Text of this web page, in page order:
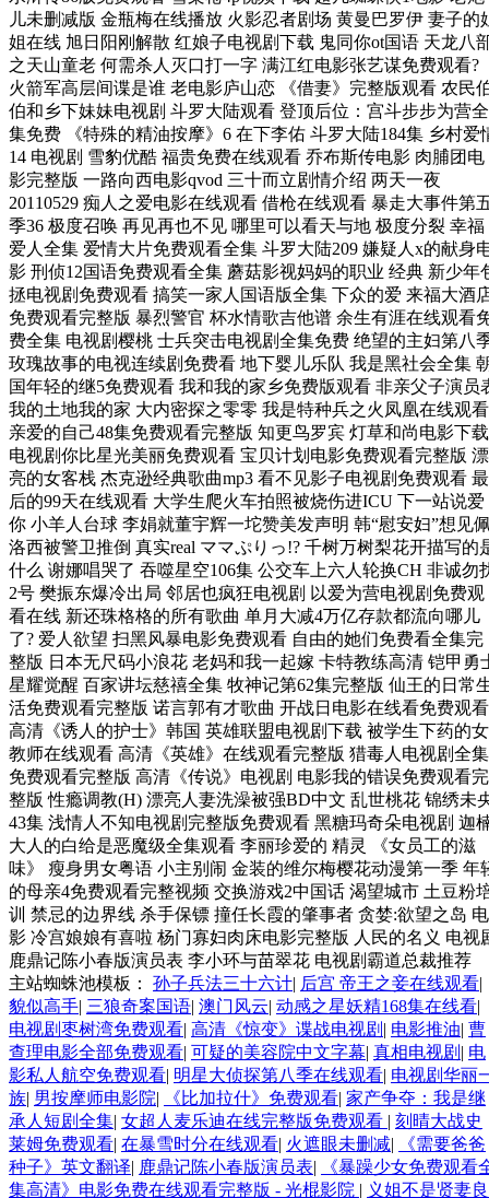
儿未删减版 金瓶梅在线播放 火影忍者剧场 黄曼巴罗伊 妻子的
姐在线 旭日阳刚解散 红娘子电视剧下载 鬼同你ot国语 天龙八
之天山童老 何需杀人灭口打一字 满江红电影张艺谋免费观看?
火箭军高层间谍是谁 老电影庐山恋 《借妻》完整版观看 农民
伯和乡下妹妹电视剧 斗罗大陆观看 登顶后位：宫斗步步为营全
集免费 《特殊的精油按摩》6 在下李佑 斗罗大陆184集 乡村爱
14 电视剧 雪豹优酷 福贵免费在线观看 乔布斯传电影 肉脯团电
影完整版 一路向西电影qvod 三十而立剧情介绍 两天一夜
20110529 痴人之爱电影在线观看 借枪在线观看 暴走大事件第
季36 极度召唤 再见再也不见 哪里可以看天与地 极度分裂 幸福
爱人全集 爱情大片免费观看全集 斗罗大陆209 嫌疑人x的献身
影 刑侦12国语免费观看全集 蘑菇影视妈妈的职业 经典 新少年
拯电视剧免费观看 搞笑一家人国语版全集 下众的爱 来福大酒
免费观看完整版 暴烈警官 杯水情歌吉他谱 余生有涯在线观看
费全集 电视剧樱桃 士兵突击电视剧全集免费 绝望的主妇第八
玫瑰故事的电视连续剧免费看 地下婴儿乐队 我是黑社会全集
国年轻的继5免费观看 我和我的家乡免费版观看 非亲父子演员
我的土地我的家 大内密探之零零 我是特种兵之火凤凰在线观看
亲爱的自己48集免费观看完整版 知更鸟罗宾 灯草和尚电影下载
电视剧你比星光美丽免费观看 宝贝计划电影免费观看完整版 漂
亮的女客栈 杰克逊经典歌曲mp3 看不见影子电视剧免费观看 最
后的99天在线观看 大学生爬火车拍照被烧伤进ICU 下一站说爱
你 小羊人台球 李娟就董宇辉一坨赞美发声明 韩“慰安妇”想见
洛西被警卫推倒 真实real ママぷりっ!? 千树万树梨花开描写的
什么 谢娜唱哭了 吞噬星空106集 公交车上六人轮换CH 非诚勿
2号 樊振东爆冷出局 邻居也疯狂电视剧 以爱为营电视剧免费观
看在线 新还珠格格的所有歌曲 单月大减4万亿存款都流向哪儿
了? 爱人欲望 扫黑风暴电影免费观看 自由的她们免费看全集完
整版 日本无尺码小浪花 老妈和我一起嫁 卡特教练高清 铠甲勇
星耀觉醒 百家讲坛慈禧全集 牧神记第62集完整版 仙王的日常
活免费观看完整版 诺言郭有才歌曲 开战日电影在线看免费观看
高清《诱人的护士》韩国 英雄联盟电视剧下载 被学生下药的女
教师在线观看 高清《英雄》在线观看完整版 猎毒人电视剧全集
免费观看完整版 高清《传说》电视剧 电影我的错误免费观看完
整版 性瘾调教(H) 漂亮人妻洗澡被强BD中文 乱世桃花 锦绣未
43集 浅情人不知电视剧完整版免费观看 黑糖玛奇朵电视剧 迦
大人的白给是恶魔级全集观看 李丽珍爱的 精灵 《女员工的滋
味》 瘦身男女粤语 小主别闹 金装的维尔梅樱花动漫第一季 年
的母亲4免费观看完整视频 交换游戏2中国话 渴望城市 土豆粉
训 禁忌的边界线 杀手保镖 撞任长霞的肇事者 贪婪:欲望之岛 电
影 冷宫娘娘有喜啦 杨门寡妇肉床电影完整版 人民的名义 电视
鹿鼎记陈小春版演员表 李小环与苗翠花 电视剧霸道总裁推荐
主站蜘蛛池模板： 孙子兵法三十六计| 后宫 帝王之妾在线观看|
貌似高手| 三狼奇案国语| 澳门风云| 动感之星妖精168集在线看|
电视剧枣树湾免费观看| 高清《惊变》谍战电视剧 | 电影推油| 曹
查理电影全部免费观看| 可疑的美容院中文字幕| 真相电视剧 | 电
影私人航空免费观看| 明星大侦探第八季在线观看| 电视剧华丽
族| 男按摩师电影院| 《比加拉什》免费观看| 家产争夺：我是继
承人短剧全集| 女超人麦乐迪在线完整版免费观看 | 刻晴大战史
莱姆免费观看| 在暴雪时分在线观看| 火遮眼未删减|
《需要爸爸
种子》英文翻译| 鹿鼎记陈小春版演员表|
《暴躁少女免费观看
集高清》电影免费在线观看完整版 - 光棍影院 | 义姐不是贤妻良